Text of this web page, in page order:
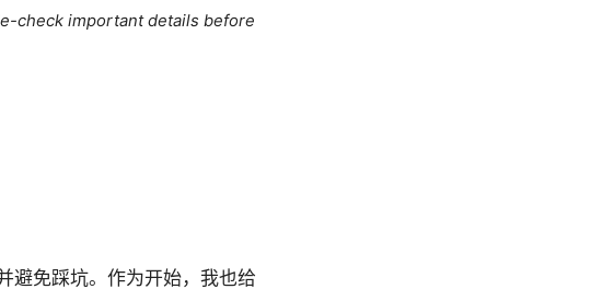
check important details before
避免踩坑。作为开始，我也给